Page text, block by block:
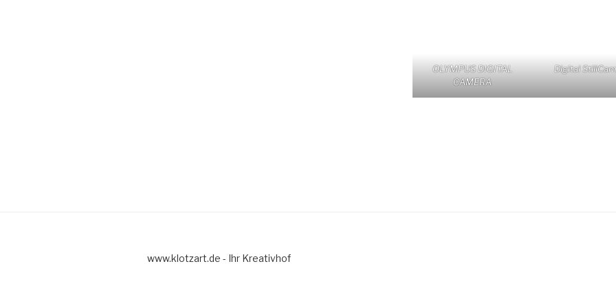
OLYMPUS DIGITAL
CAMERA
Digital
www.klotzart.de - Ihr Kreativhof